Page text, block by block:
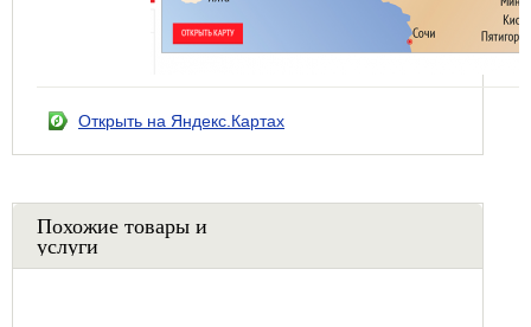
Открыть на Яндекс.Картах
Похожие товары и
услуги